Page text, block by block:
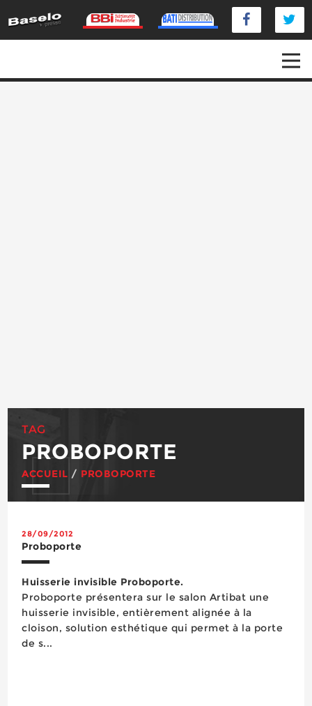
TAG
PROBOPORTE
ACCUEIL / PROBOPORTE
28/09/2012
Proboporte
Huisserie invisible Proboporte.
Proboporte présentera sur le salon Artibat une
huisserie invisible, entièrement alignée à la
cloison, solution esthétique qui permet à la porte
de s...